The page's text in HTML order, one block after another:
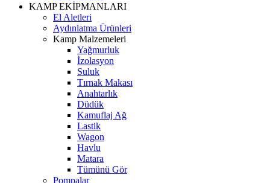
KAMP EKİPMANLARI
El Aletleri
Aydınlatma Ürünleri
Kamp Malzemeleri
Yağmurluk
İzolasyon
Suluk
Tırnak Makası
Anahtarlık
Düdük
Kamuflaj Ağ
Lastik
Wagon
Havlu
Matara
Tümünü Gör
Pompalar